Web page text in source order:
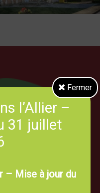
Fermer
l’Allier –
31 juillet
– Mise à jour du